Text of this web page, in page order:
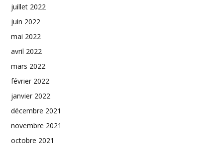
juillet 2022
juin 2022
mai 2022
avril 2022
mars 2022
février 2022
janvier 2022
décembre 2021
novembre 2021
octobre 2021